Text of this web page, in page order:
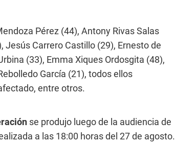
Pérez (44), Antony Rivas Salas
Jesús Carrero Castillo (29), Ernesto de
(33), Emma Xiques Ordosgita (48),
García (21), todos ellos
entre otros.
se produjo luego de la audiencia de
a las 18:00 horas del 27 de agosto.